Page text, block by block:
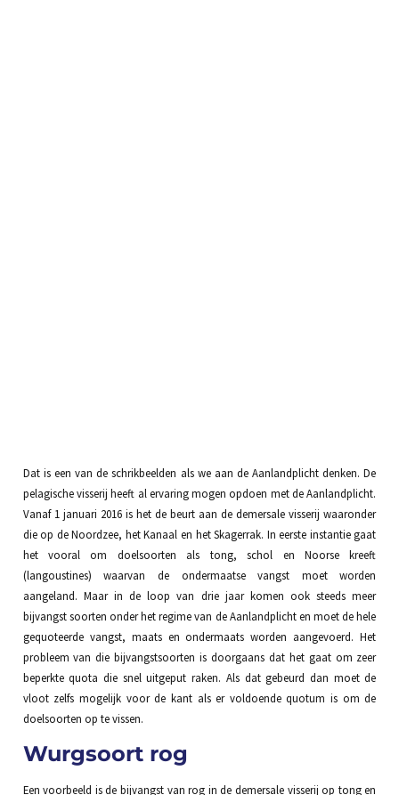
Dat is een van de schrikbeelden als we aan de Aanlandplicht denken. De
pelagische visserij heeft al ervaring mogen opdoen met de Aanlandplicht.
Vanaf 1 januari 2016 is het de beurt aan de demersale visserij waaronder
die op de Noordzee, het Kanaal en het Skagerrak. In eerste instantie gaat
het vooral om doelsoorten als tong, schol en Noorse kreeft
(langoustines) waarvan de ondermaatse vangst moet worden
aangeland. Maar in de loop van drie jaar komen ook steeds meer
bijvangst soorten onder het regime van de Aanlandplicht en moet de hele
gequoteerde vangst, maats en ondermaats worden aangevoerd. Het
probleem van die bijvangstsoorten is doorgaans dat het gaat om zeer
beperkte quota die snel uitgeput raken. Als dat gebeurd dan moet de
vloot zelfs mogelijk voor de kant als er voldoende quotum is om de
doelsoorten op te vissen.
Wurgsoort rog
Een voorbeeld is de bijvangst van rog in de demersale visserij op tong en